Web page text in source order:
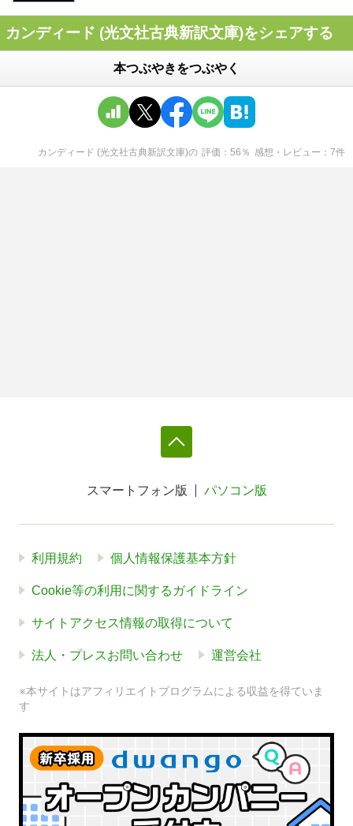
カンディード (光文社古典新訳文庫)をシェアする
本つぶやきをつぶやく
カンディード (光文社古典新訳文庫)の 評価 56 ％ 感想・レビュー 7件
スマートフォン版 パソコン版
利用規約 個人情報保護基本方針
Cookie等の利用に関するガイドライン
サイトアクセス情報の取得について
法人・プレスお問い合わせ 運営会社
※本サイトはアフィリエイトプログラムによる収益を得ていま
す